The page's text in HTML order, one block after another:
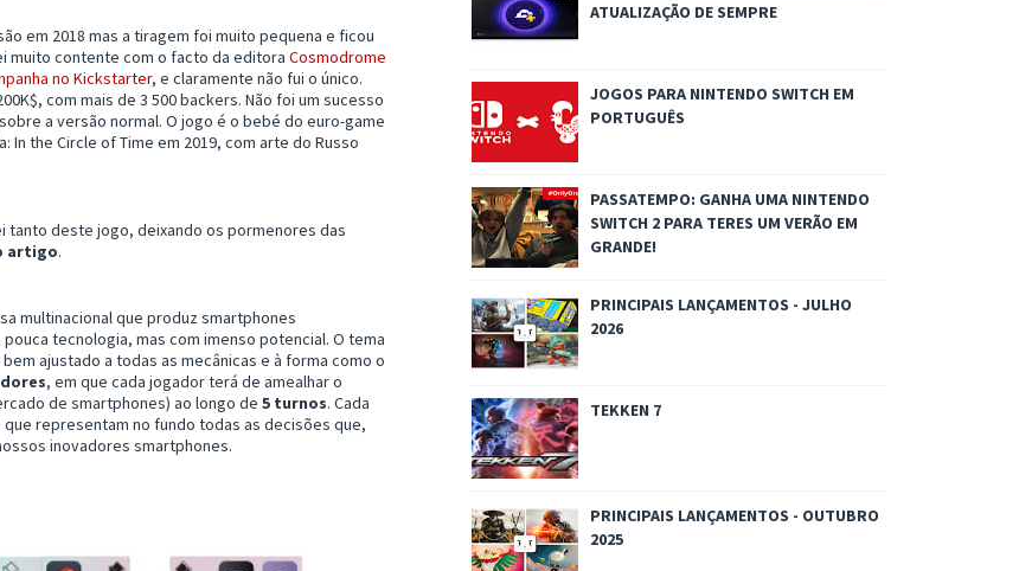
em 2018 mas a tiragem foi muito pequena e ficou
muito contente com o facto da editora Cosmodrome
no Kickstarter, e claramente não fui o único.
com mais de 3 500 backers. Não foi um sucesso
a versão normal. O jogo é o bebé do euro-game
In the Circle of Time em 2019, com arte do Russo
tanto deste jogo, deixando os pormenores das
artigo.
multinacional que produz smartphones
tecnologia, mas com imenso potencial. O tema
ajustado a todas as mecânicas e à forma como o
, em que cada jogador terá de amealhar o
de smartphones) ao longo de 5 turnos. Cada
representam no fundo todas as decisões que,
inovadores smartphones.
ATUALIZAÇÃO DE SEMPRE
JOGOS PARA NINTENDO SWITCH EM
PORTUGUÊS
PASSATEMPO: GANHA UMA NINTENDO
SWITCH 2 PARA TERES UM VERÃO EM
GRANDE!
PRINCIPAIS LANÇAMENTOS - JULHO
2026
TEKKEN 7
PRINCIPAIS LANÇAMENTOS - OUTUBRO
2025